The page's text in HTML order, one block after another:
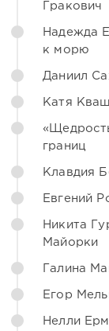
Гракович
Надежда
к морю
Даниил
Катя
границ
Клавдия
Евгений
Никита
Майорки
Галина
Егор
Нелли